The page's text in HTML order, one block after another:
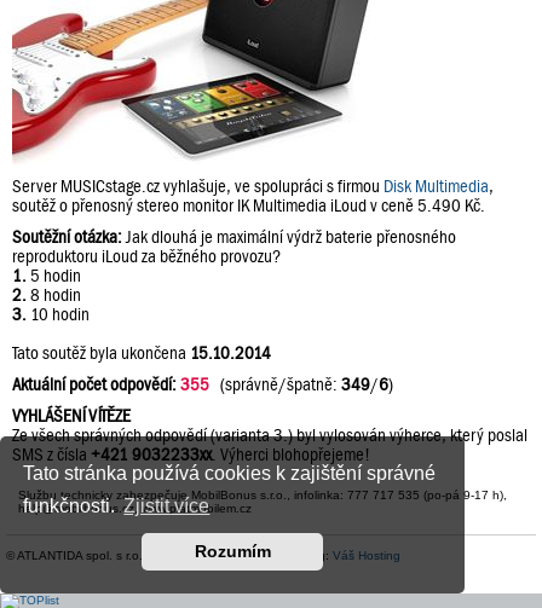
Tato stránka používá cookies k zajištění správné
funkčnosti.Zjistit více
Rozumím
Server MUSICstage.cz vyhlašuje, ve spolupráci s firmou Disk Multimedia,
soutěž o přenosný stereo monitor IK Multimedia iLoud v ceně 5.490 Kč.
Soutěžní otázka: Jak dlouhá je maximální výdrž baterie přenosného
reproduktoru iLoud za běžného provozu?
1. 5 hodin
2. 8 hodin
3. 10 hodin
Tato soutěž byla ukončena 15.10.2014
Aktuální počet odpovědí:355 (správně/špatně: 349/6)
VYHLÁŠENÍ VÍTĚZE
Ze všech správných odpovědí (varianta 3.) byl vylosován výherce, který poslal
SMS z čísla +421 9032233xx. Výherci blohopřejeme!
Službu technicky zabezpečuje MobilBonus s.r.o., infolinka: 777 717 535 (po-pá 9-17 h),
help@mobilbonus.cz, www.platmobilem.cz
© ATLANTIDA spol. s r.o. | Kontaktní údaje| Hosting: Váš Hosting